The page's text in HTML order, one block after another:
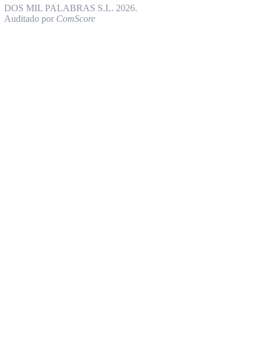
DOS MIL PALABRAS S.L. 2026.
Auditado por ComScore